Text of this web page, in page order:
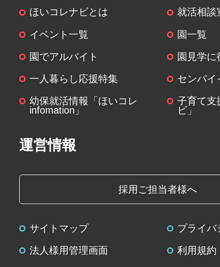
ほいコレナビとは 就活相談
イベント一覧 園一覧
園でアルバイト 園見学に
一人暮らし応援特集 センパイ
幼保就活情報「ほいコレ
infomation」
子育て支
ビ」
運営情報
採用ご担当者様へ
サイトマップ プライバ
法人様用管理画面 利用規約